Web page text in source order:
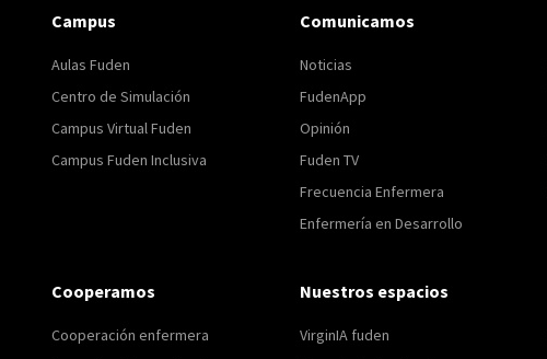
Campus
Aulas Fuden
Centro de Simulación
Campus Virtual Fuden
Campus Fuden Inclusiva
Comunicamos
Noticias
FudenApp
Opinión
Fuden TV
Frecuencia Enfermera
Enfermería en Desarrollo
Cooperamos
Cooperación enfermera
Nuestros espacios
VirginIA fuden